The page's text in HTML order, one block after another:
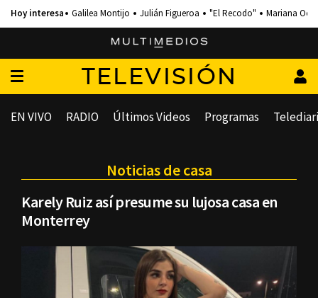
Galilea Montijo Julián Figueroa "El Recodo" Mariana
TELEVISIÓN
EN VIVO RADIO Últimos Videos Programas
Noticias de casa
Karely Ruiz así presume su lujosa casa en
Monterrey